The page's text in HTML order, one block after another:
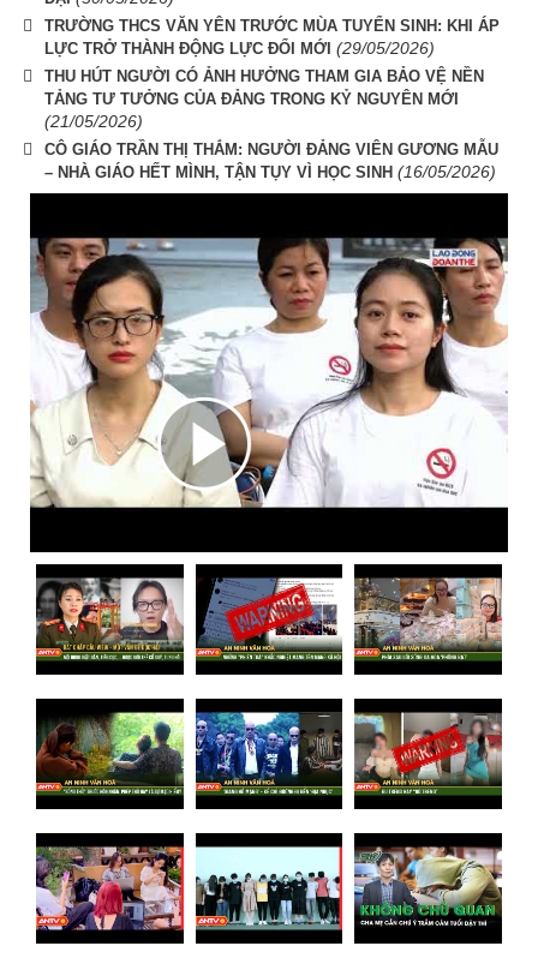
TRƯỜNG THCS VĂN YÊN TRƯỚC MÙA TUYỂN SINH: KHI ÁP
LỰC TRỞ THÀNH ĐỘNG LỰC ĐỔI MỚI (29/05/2026)
THU HÚT NGƯỜI CÓ ẢNH HƯỞNG THAM GIA BẢO VỆ NỀN
TẢNG TƯ TƯỞNG CỦA ĐẢNG TRONG KỶ NGUYÊN MỚI
(21/05/2026)
CÔ GIÁO TRẦN THỊ THẮM: NGƯỜI ĐẢNG VIÊN GƯƠNG MẪU
– NHÀ GIÁO HẾT MÌNH, TẬN TỤY VÌ HỌC SINH (16/05/2026)